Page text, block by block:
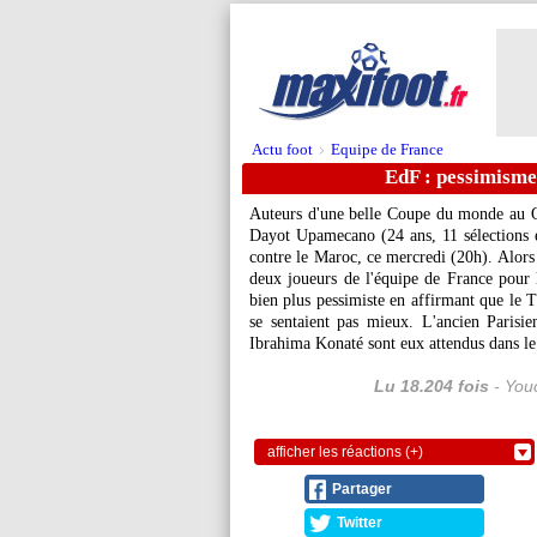
Actu foot > Equipe de France
EdF :
Auteurs d'une belle Coupe du monde au
Dayot Upamecano (24 ans, 11
contre le Maroc, ce mercredi (20h).
deux joueurs de l'équipe de France
bien plus pessimiste en affirmant que le
se sentaient pas mieux. L'ancien
Ibrahima Konaté sont eux attendus dans
Lu 18.204 fois -
afficher les réactions (+)
Partager
Twitter